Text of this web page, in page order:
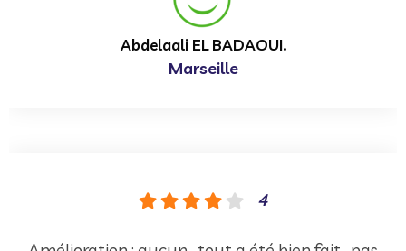
Abdelaali EL BADAOUI.
Marseille
4